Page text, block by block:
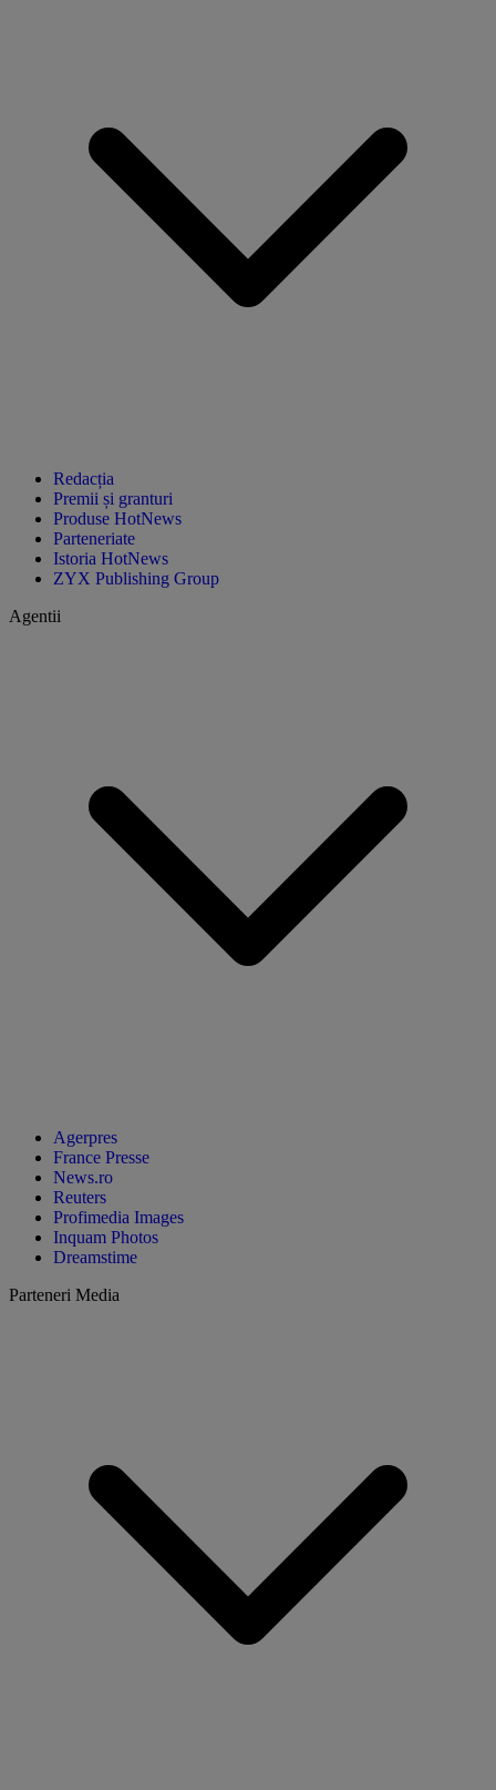
Redacția
Premii și granturi
Produse HotNews
Parteneriate
Istoria HotNews
ZYX Publishing Group
Agentii
Agerpres
France Presse
News.ro
Reuters
Profimedia Images
Inquam Photos
Dreamstime
Parteneri Media